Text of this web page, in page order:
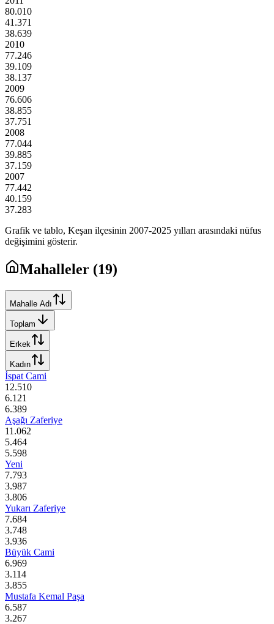
80.010
41.371
38.639
2010
77.246
39.109
38.137
2009
76.606
38.855
37.751
2008
77.044
39.885
37.159
2007
77.442
40.159
37.283
Grafik ve tablo, Keşan ilçesinin 2007-2025 yılları arasındaki nüfus
değişimini gösterir.
Mahalleler (19)
Mahalle Adı
Toplam
Erkek
Kadın
İspat Cami
12.510
6.121
6.389
Aşağı Zaferiye
11.062
5.464
5.598
Yeni
7.793
3.987
3.806
Yukarı Zaferiye
7.684
3.748
3.936
Büyük Cami
6.969
3.114
3.855
Mustafa Kemal Paşa
6.587
3.267